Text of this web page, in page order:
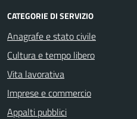
CATEGORIE DI SERVIZIO
Anagrafe e stato civile
Cultura e tempo libero
Vita lavorativa
Imprese e commercio
Appalti pubblici